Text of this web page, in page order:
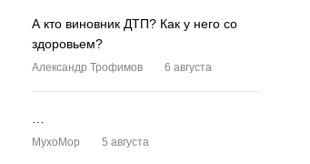
А кто виновник ДТП? Как у него со
здоровьем?
Александр Трофимов 6 августа
MyxoMop 5 августа